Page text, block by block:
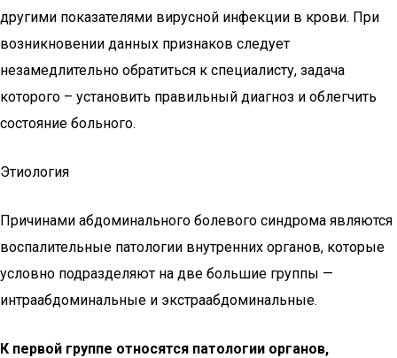
другими показателями вирусной инфекции в крови. При
возникновении данных признаков следует
незамедлительно обратиться к специалисту, задача
которого – установить правильный диагноз и облегчить
состояние больного.
Этиология
Причинами абдоминального болевого синдрома являются
воспалительные патологии внутренних органов, которые
условно подразделяют на две большие группы —
интраабдоминальные и экстраабдоминальные.
К первой группе относятся патологии органов,